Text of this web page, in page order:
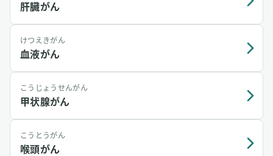
肝臓がん
けつえきがん
血液がん
こうじょうせんがん
甲状腺がん
こうとうがん
喉頭がん